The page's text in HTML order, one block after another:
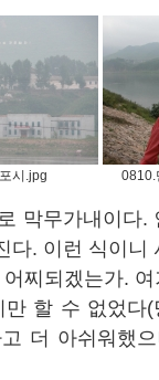
시.jpg 0810.
막무가내이다.
다. 이런 식이니
찌되겠는가.
할 수 없었다
더 아쉬워했